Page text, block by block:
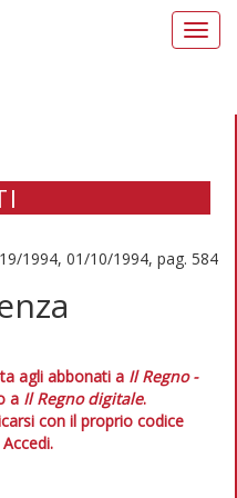
1994, 01/10/1994, pag. 584
agli abbonati a Il Regno -
a Il Regno digitale.
con il proprio codice
Accedi.